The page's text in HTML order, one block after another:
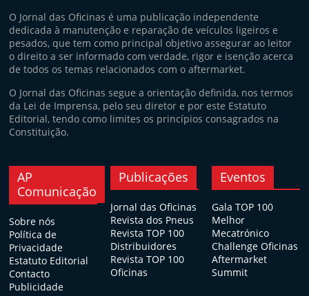
O Jornal das Oficinas é uma publicação independente
dedicada à manutenção e reparação de veículos ligeiros e
pesados, que tem como principal objetivo assegurar ao leitor
o direito a ser informado com verdade, rigor e isenção acerca
de todos os temas relacionados com o aftermarket.
O Jornal das Oficinas segue a orientação definida, nos termos
da Lei de Imprensa, pelo seu diretor e por este Estatuto
Editorial, tendo como limites os princípios consagrados na
Constituição.
AP
Comunicação
Sobre nós
Política de
Privacidade
Estatuto Editorial
Contacto
Publicidade
Publicações
Jornal das Oficinas
Revista dos Pneus
Revista TOP 100
Distribuidores
Revista TOP 100
Oficinas
Eventos
Gala TOP 100
Melhor
Mecatrónico
Challenge Oficinas
Aftermarket
Summit